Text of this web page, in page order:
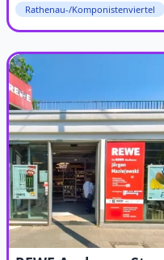
Rathenau-/Komponistenviertel